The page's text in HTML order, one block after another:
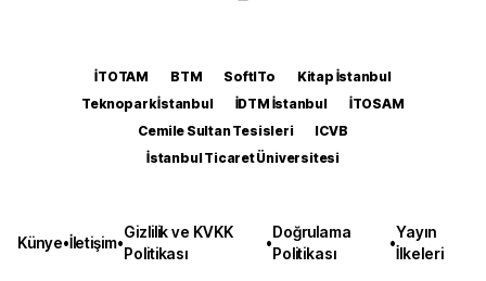
İTOTAM BTM SoftITo
Kitap İstanbul
Teknopark İstanbul
İDTM İstanbul
İTOSAM
Cemile Sultan Tesisleri
ICVB
İstanbul Ticaret Üniversitesi
Künye•İletişim•
Gizlilik ve KVKK
Politikası
•
Doğrulama
Politikası
•
Yayın
İlkeleri